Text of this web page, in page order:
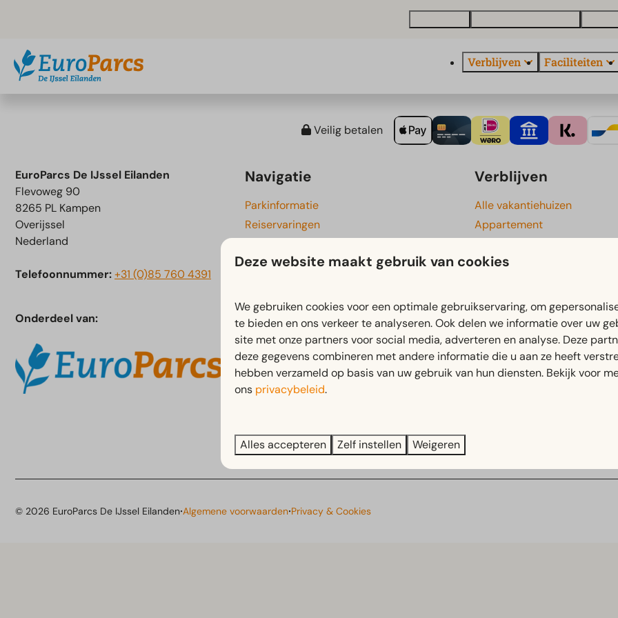
Verblijven Faciliteiten
Veilig betalen
EuroParcs De IJssel Eilanden
Flevoweg 90
8265 PL Kampen
Overijssel
Nederland
Telefoonnummer:+31 (0)85 760 4391
Onderdeel van:
Navigatie
Parkinformatie
Reiservaringen
Omgeving
Mijn EuroParcs
Vertrouwelijke melding
Contact
Plattegrond
Business & Events
StayXL
Verblijven
Alle vakantiehuizen
Appartement
Grote accommodatie
Tiny houses
Thema's
Vakantiehuis bij Walibi
© 2026 EuroParcs De IJssel Eilanden·Algemene voorwaarden·Privacy & Cookies
Deze website maakt gebruik van cookies
We gebruiken cookies voor een optimale gebruikservaring, om
te bieden en ons verkeer te analyseren. Ook delen we informatie over uw
site met onze partners voor social media, adverteren en analyse. Deze
deze gegevens combineren met andere informatie die u aan ze heeft
hebben verzameld op basis van uw gebruik van hun diensten. Bekijk voor
ons privacybeleid.
Alles accepteren Zelf instellen Weigeren